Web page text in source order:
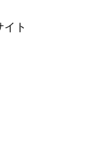
イト